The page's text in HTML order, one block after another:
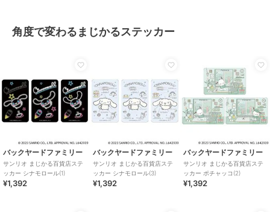
角度で変わるまじかるステッカー
バックヤードファミリー
サンリオ まじかる百貨店ステ
ッカー シナモロール(1)
¥1,392
バックヤードファミリー
サンリオ まじかる百貨店ステ
ッカー シナモロール(3)
¥1,392
バックヤードファミリー
サンリオ まじかる百貨店ステ
ッカー ポチャッコ(2)
¥1,392